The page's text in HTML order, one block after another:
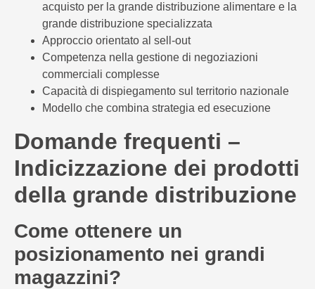
acquisto per la grande distribuzione alimentare e la
grande distribuzione specializzata
Approccio orientato al sell-out
Competenza nella gestione di negoziazioni
commerciali complesse
Capacità di dispiegamento sul territorio nazionale
Modello che combina strategia ed esecuzione
Domande frequenti –
Indicizzazione dei prodotti
della grande distribuzione
Come ottenere un
posizionamento nei grandi
magazzini?